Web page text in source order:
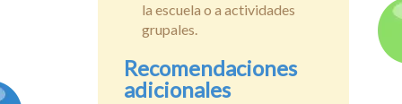
la escuela o a actividades
grupales.
Recomendaciones
adicionales